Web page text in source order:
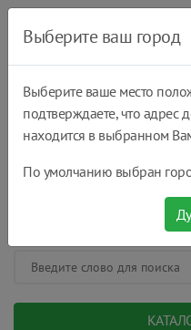
Выберите ваш город
Выберите ваше место
подтверждаете, что адрес
находится в выбранном
По умолчанию выбран